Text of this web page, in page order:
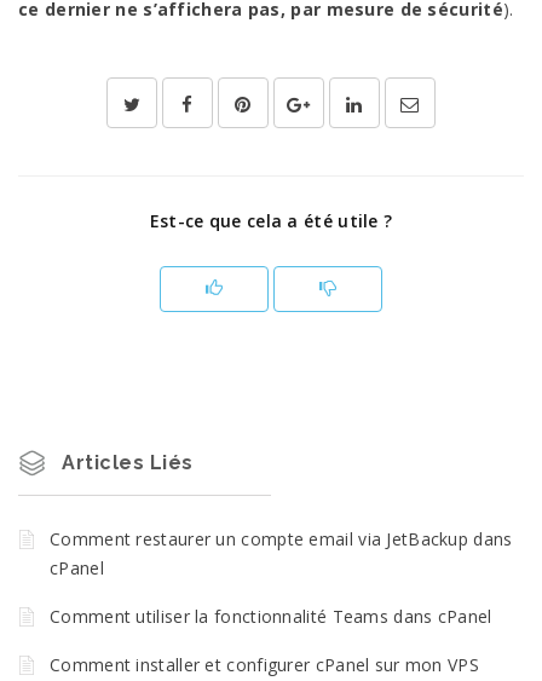
ce dernier ne s’affichera pas, par mesure de sécurité).
Est-ce que cela a été utile ?
Articles Liés
Comment restaurer un compte email via JetBackup dans
cPanel
Comment utiliser la fonctionnalité Teams dans cPanel
Comment installer et configurer cPanel sur mon VPS